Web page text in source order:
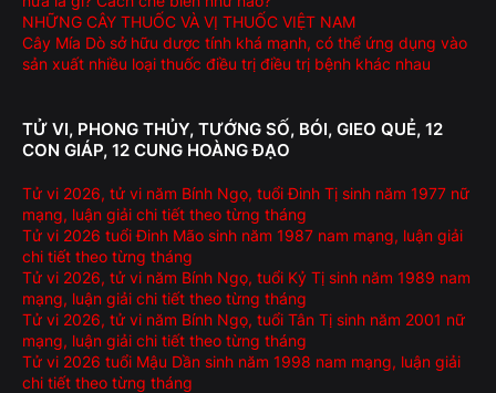
NHỮNG CÂY THUỐC VÀ VỊ THUỐC VIỆT NAM
Cây Mía Dò sở hữu dược tính khá mạnh, có thể ứng dụng vào
sản xuất nhiều loại thuốc điều trị điều trị bệnh khác nhau
TỬ VI, PHONG THỦY, TƯỚNG SỐ, BÓI, GIEO QUẺ, 12
CON GIÁP, 12 CUNG HOÀNG ĐẠO
Tử vi 2026, tử vi năm Bính Ngọ, tuổi Đinh Tị sinh năm 1977 nữ
mạng, luận giải chi tiết theo từng tháng
Tử vi 2026 tuổi Đinh Mão sinh năm 1987 nam mạng, luận giải
chi tiết theo từng tháng
Tử vi 2026, tử vi năm Bính Ngọ, tuổi Kỷ Tị sinh năm 1989 nam
mạng, luận giải chi tiết theo từng tháng
Tử vi 2026, tử vi năm Bính Ngọ, tuổi Tân Tị sinh năm 2001 nữ
mạng, luận giải chi tiết theo từng tháng
Tử vi 2026 tuổi Mậu Dần sinh năm 1998 nam mạng, luận giải
chi tiết theo từng tháng